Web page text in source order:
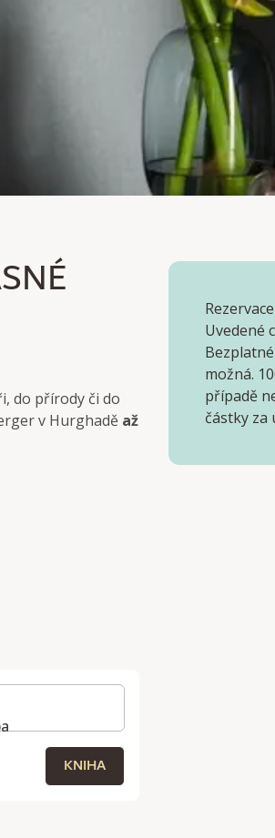
do přírody či do
v Hurghadě až
KNIHA
Uvedené
možná.
případě
částky za